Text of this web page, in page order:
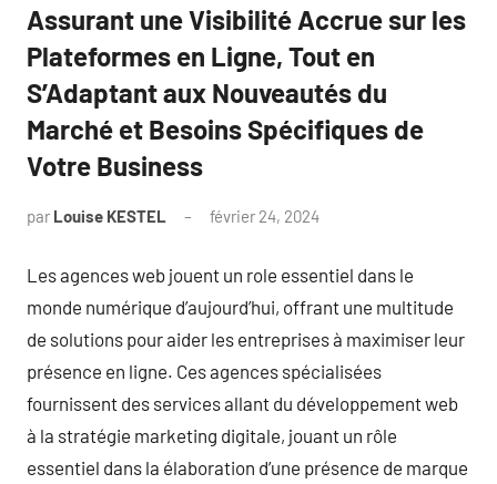
Assurant une Visibilité Accrue sur les
Plateformes en Ligne, Tout en
S’Adaptant aux Nouveautés du
Marché et Besoins Spécifiques de
Votre Business
par Louise KESTEL février 24, 2024
Les agences web jouent un role essentiel dans le
monde numérique d’aujourd’hui, offrant une multitude
de solutions pour aider les entreprises à maximiser leur
présence en ligne. Ces agences spécialisées
fournissent des services allant du développement web
à la stratégie marketing digitale, jouant un rôle
essentiel dans la élaboration d’une présence de marque